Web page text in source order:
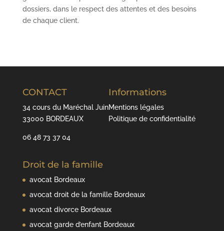
dossiers, dans le respect des attentes et des besoins
de chaque client.
CONTACT
34 cours du Maréchal Juin
33000 BORDEAUX
06 48 73 37 04
Informations
Mentions légales
Politique de confidentialité
Droit de la famille
avocat Bordeaux
avocat droit de la famille Bordeaux
avocat divorce Bordeaux
avocat garde d’enfant Bordeaux